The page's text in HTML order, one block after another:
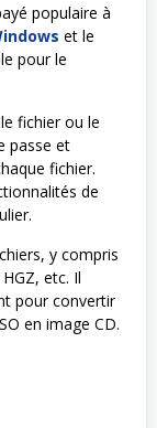
populaire à
et le
pour le
fichier ou le
passe et
fichier.
de
y compris
etc. Il
pour convertir
en image CD.